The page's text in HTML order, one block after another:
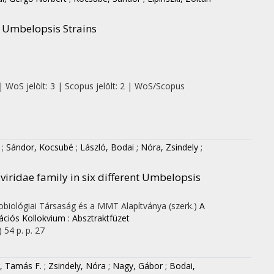
Strains
jelölt: 3 | Scopus jelölt: 2 | WoS/Scopus
; Sándor, Kocsubé ; László, Bodai ; Nóra, Zsindely ;
family in six different Umbelopsis
Társaság és a MMT Alapítványa (szerk.) A
Kollokvium : Absztraktfüzet
54 p. p. 27
Tamás F. ; Zsindely, Nóra ; Nagy, Gábor ; Bodai,